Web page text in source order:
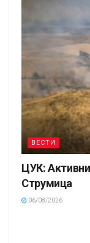
ВЕСТИ
ЦУК:
Струмица
06/08/2026